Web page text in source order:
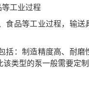
工业过程
食品等工业过程，输
括：制造精度高、耐
类型的泵一般需要定